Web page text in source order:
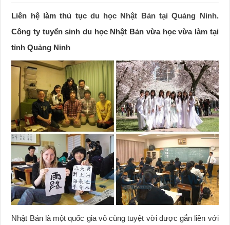
Liên hệ làm thủ tục du học Nhật Bản tại Quảng Ninh.
Công ty tuyển sinh du học Nhật Bản vừa học vừa làm tại
tỉnh Quảng Ninh
Nhật Bản là một quốc gia vô cùng tuyệt vời được gắn liền với